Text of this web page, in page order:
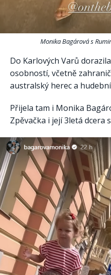
Monika Bagárová s
Do Karlových Varů
osobností, včetně
australský herec a
Přijela tam i Monika
Zpěvačka i její 3letá dcera